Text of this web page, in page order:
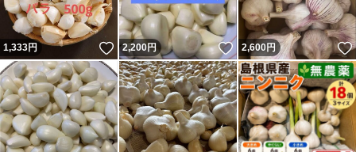
1,333円 いいね！
2,200円 いいね！
2,600円